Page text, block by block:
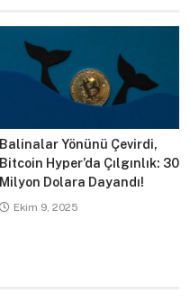
Balinalar Yönünü Çevirdi,
Bitcoin Hyper’da Çılgınlık: 30
Milyon Dolara Dayandı!
Ekim 9, 2025